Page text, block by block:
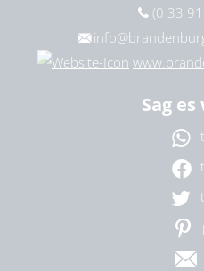
(0 33
Sag